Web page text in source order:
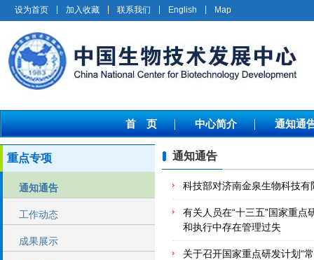
设为首页 加入收藏 联系我们 English Map
首 页 中心简介 通知通
重点专项
通知通告
工作动态
成果展示
通知通告
科技部对济南金泉生物科技
有关人员在“十三五”国家重点
和执行中存在管理过失
关于召开国家重点研发计划“